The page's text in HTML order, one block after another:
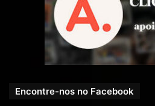
Encontre-nos no Facebook